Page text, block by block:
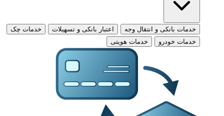
خدمات بانکی و انتقال وجه اعتبار بانکی و تسهیلات
خدمات چک
خدمات خودرو
خدمات هویتی